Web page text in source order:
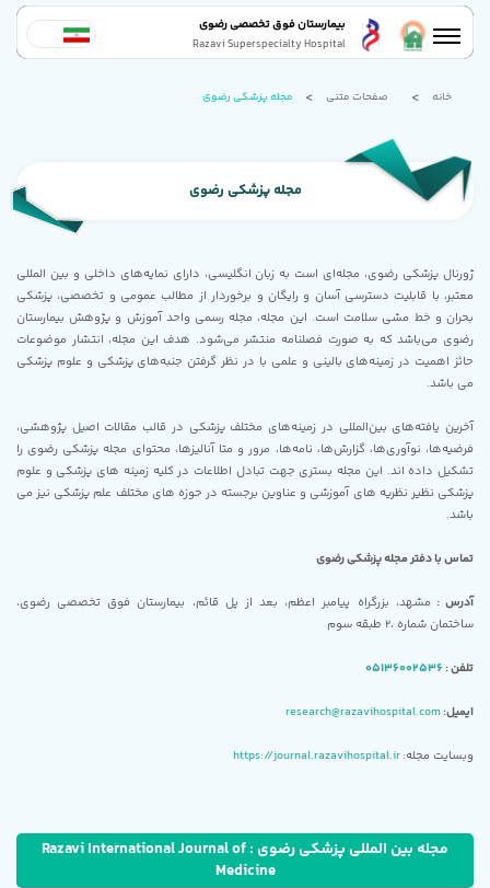
بیمارستان فوق تخصصی رضوی
Razavi Superspecialty Hospital
خانه صفحات متنی مجله پزشکی رضوی
مجله پزشکی رضوی
ژورنال پزشکی رضوی، مجله‌ای است به زبان انگلیسی، دارای نمایه‌های داخلی و بین‌ المللی
معتبر، با قابلیت دسترسی آسان و رایگان و برخوردار از مطالب عمومی و تخصصی، پزشکی
بحران و خط مشی سلامت است. این مجله، مجله رسمی واحد آموزش و پژوهش بیمارستان
رضوی می‌باشد که به صورت فصلنامه منتشر می‌شود. هدف این مجله، انتشار موضوعات
حائز اهمیت در زمینه‌های بالینی و علمی با در نظر گرفتن جنبه‌های پزشکی و علوم پزشکی
می باشد.
آخرین یافته‌های بین‌المللی در زمینه‌های مختلف پزشکی در قالب مقالات اصیل پژوهشی،
فرضیه‌ها، نوآوری‌ها، گزارش‌ها، نامه‌ها، مرور و متا آنالیزها، محتوای مجله‌ پزشکی رضوی را
تشکیل داده اند. این مجله بستری جهت تبادل اطلاعات در کلیه زمینه های پزشکی و علوم
پزشکی نظیر نظریه های آموزشی و عناوین برجسته در حوزه های مختلف علم پزشکی نیز می
باشد.
تماس با دفتر مجله پزشکی رضوی
آدرس : مشهد، بزرگراه پیامبر اعظم، بعد از پل قائم، بیمارستان فوق تخصصی رضوی،
ساختمان شماره ،2 طبقه سوم
تلفن :05136002536
ایمیل:research@razavihospital.com
وبسایت مجله:https://journal.razavihospital.ir
مجله بین المللی پزشکی رضوی : Razavi International Journal of
Medicine